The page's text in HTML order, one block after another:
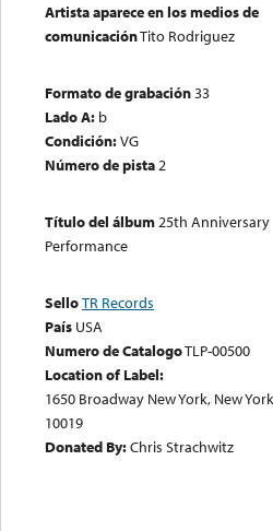
Artista aparece en los medios de
comunicaciónTito Rodriguez
Formato de grabación33
Lado A: b
Condición:VG
Número de pista2
Título del álbum25th Anniversary
Performance
SelloTR Records
País USA
Numero de CatalogoTLP-00500
Location of Label:
1650 Broadway New York, New York
10019
Donated By:Chris Strachwitz